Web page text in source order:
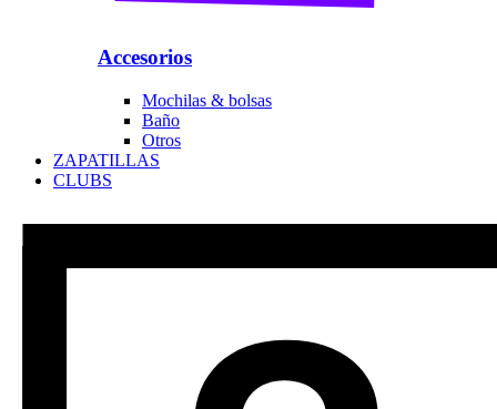
Accesorios
Mochilas & bolsas
Baño
Otros
ZAPATILLAS
CLUBS